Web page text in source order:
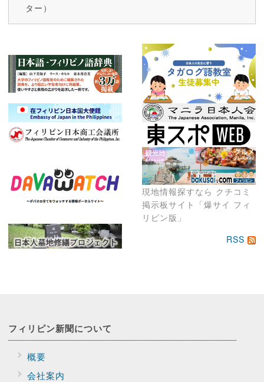
現地情報探すなら クチコミ
掲示板サイト「爆サイ フィ
リピン版」
ター）
RSS
フィリピン新聞について
概要
会社案内